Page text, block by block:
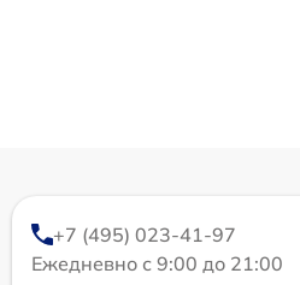
+7 (495) 023-41-97
Ежедневно с 9:00 до 21:00